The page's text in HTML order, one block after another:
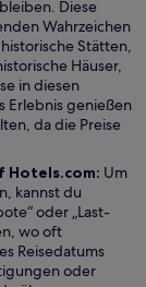
e
t
Diese
Wahrzeichen
Stätten,
Häuser,
in diesen
Erlebnis genießen
da die Preise
Hotels.com: Um
kannst du
oder „Last-
wo oft
Reisedatums
oder